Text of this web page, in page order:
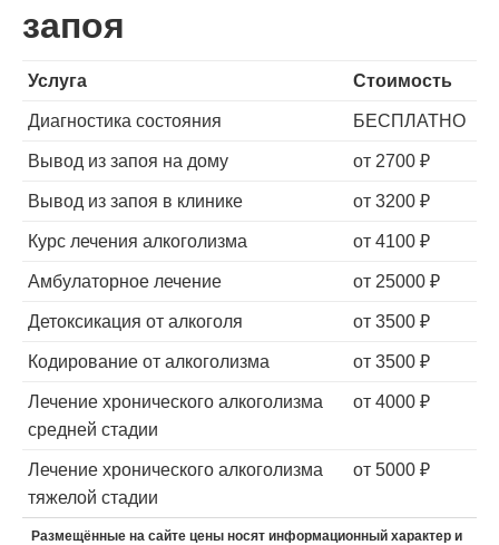
запоя
Услуга Стоимость
Диагностика состояния БЕСПЛАТНО
Вывод из запоя на дому от 2700 ₽
Вывод из запоя в клинике от 3200 ₽
Курс лечения алкоголизма от 4100 ₽
Амбулаторное лечение от 25000 ₽
Детоксикация от алкоголя от 3500 ₽
Кодирование от алкоголизма от 3500 ₽
Лечение хронического алкоголизма
средней стадии
от 4000 ₽
Лечение хронического алкоголизма
тяжелой стадии
от 5000 ₽
Размещённые на сайте цены носят информационный характер и